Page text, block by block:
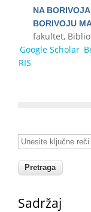
NA
BORIVOJU
fakultet,
Google Scholar
RIS
Unesite ključne reči
Sadržaj